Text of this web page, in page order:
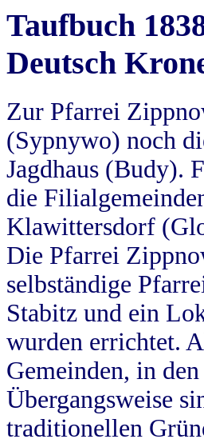
Taufbuch
Deutsch
Zur Pfarrei
(Sypnywo) noch
Jagdhaus (Budy).
die
Klawittersdorf
Die Pfarrei
selbständige
Stabitz und ein
wurden errichtet.
Gemeinden, in
Übergangsweise
traditionellen